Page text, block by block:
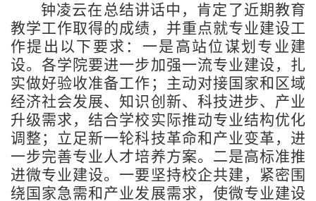
钟凌云在总结讲话中，肯定了近期教育
教学工作取得的成绩，并重点就专业建设工
作提出以下要求：一是高站位谋划专业建
设。各学院要进一步加强一流专业建设，扎
实做好验收准备工作；主动对接国家和区域
经济社会发展、知识创新、科技进步、产业
升级需求，结合学校实际推动专业结构优化
调整；立足新一轮科技革命和产业变革，进
一步完善专业人才培养方案。二是高标准推
进微专业建设。一要坚持校企共建，紧密围
绕国家急需和产业发展需求，使微专业建设